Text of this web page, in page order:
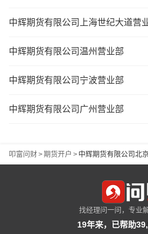
中辉期货有限公司上海世纪大道营
中辉期货有限公司温州营业部
中辉期货有限公司宁波营业部
中辉期货有限公司广州营业部
叩富问财>期货开户 > 中辉期货有限公司北
找经理问一问，专业
19年来，已帮助